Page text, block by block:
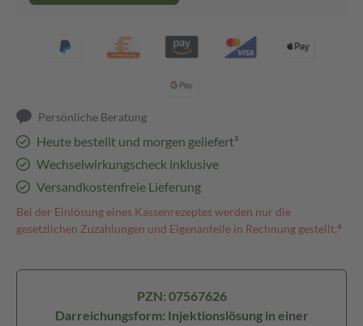
Persönliche Beratung
Heute bestellt und morgen geliefert³
Wechselwirkungscheck inklusive
Versandkostenfreie Lieferung
Bei der Einlösung eines Kassenrezeptes werden nur die
gesetzlichen Zuzahlungen und Eigenanteile in Rechnung gestellt.⁴
PZN: 07567626
Darreichungsform: Injektionslösung in einer